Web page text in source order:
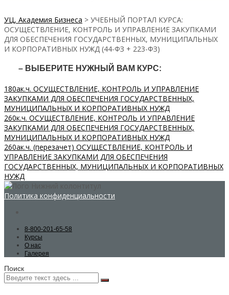
УЦ, Академия Бизнеса > УЧЕБНЫЙ ПОРТАЛ КУРСА:
ОСУЩЕСТВЛЕНИЕ, КОНТРОЛЬ И УПРАВЛЕНИЕ ЗАКУПКАМИ
ДЛЯ ОБЕСПЕЧЕНИЯ ГОСУДАРСТВЕННЫХ, МУНИЦИПАЛЬНЫХ
И КОРПОРАТИВНЫХ НУЖД (44-ФЗ + 223-ФЗ)
– ВЫБЕРИТЕ НУЖНЫЙ ВАМ КУРС:
180ак.ч. ОСУЩЕСТВЛЕНИЕ, КОНТРОЛЬ И УПРАВЛЕНИЕ
ЗАКУПКАМИ ДЛЯ ОБЕСПЕЧЕНИЯ ГОСУДАРСТВЕННЫХ,
МУНИЦИПАЛЬНЫХ И КОРПОРАТИВНЫХ НУЖД
260к.ч. ОСУЩЕСТВЛЕНИЕ, КОНТРОЛЬ И УПРАВЛЕНИЕ
ЗАКУПКАМИ ДЛЯ ОБЕСПЕЧЕНИЯ ГОСУДАРСТВЕННЫХ,
МУНИЦИПАЛЬНЫХ И КОРПОРАТИВНЫХ НУЖД
260ак.ч. (перезачет) ОСУЩЕСТВЛЕНИЕ, КОНТРОЛЬ И
УПРАВЛЕНИЕ ЗАКУПКАМИ ДЛЯ ОБЕСПЕЧЕНИЯ
ГОСУДАРСТВЕННЫХ, МУНИЦИПАЛЬНЫХ И КОРПОРАТИВНЫХ
НУЖД
Политика конфиденциальности
8-800-201-65-58
Курсы
О нас
Галерея
Поиск